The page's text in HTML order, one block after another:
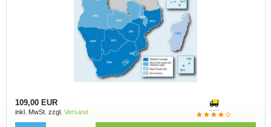
109,00 EUR
inkl. MwSt. zzgl. Versand